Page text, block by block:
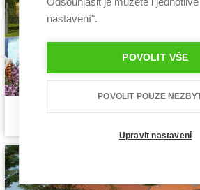
Dispozice:
Užitná plocha:
nastavení".
POVOLIT VŠE
POVOLIT POUZE
Upravit nastavení